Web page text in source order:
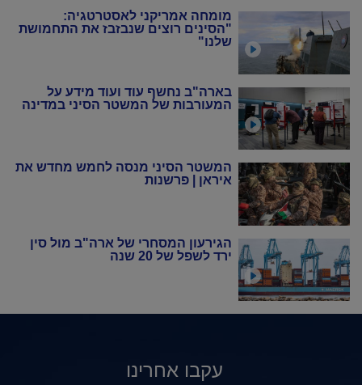
מומחה אמריקני לאסטרטגיה:
"הסינים רוצים שנבזבז את התחמושת
שלנו"
בארה"ב נחשף עוד ועוד מידע על
המעורבות של המשטר הסיני במדינה
המשטר הסיני מנסה לחמש מחדש את
איראן | פרשנות
הגירעון המסחרי של ארה"ב מול סין
ירד לשפל של 20 שנה
עקבו אחרינו